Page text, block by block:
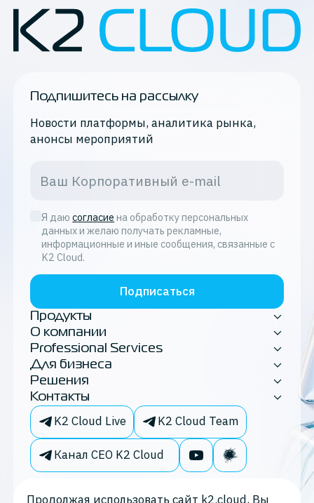
Подпишитесь на рассылку
Новости платформы, аналитика рынка,
анонсы мероприятий
Я даю согласие на обработку персональных
данных и желаю получать рекламные,
информационные и иные сообщения, связанные с
K2 Cloud.
Подписаться
Продукты
О компании
Professional Services
Для бизнеса
Решения
Контакты
K2 Cloud Live K2 Cloud Team
Канал CEO K2 Cloud
Продолжая использовать сайт k2.cloud, Вы